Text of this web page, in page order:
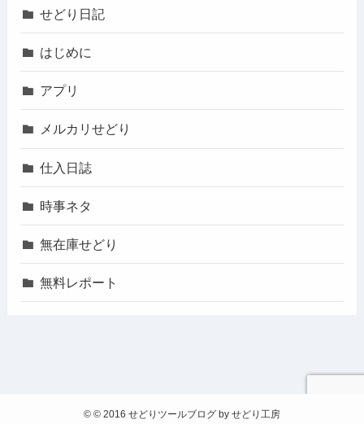
せどり日記
はじめに
アプリ
メルカリせどり
仕入日誌
時事ネタ
無在庫せどり
無料レポート
© © 2016 せどりツールブログ by せどり工房